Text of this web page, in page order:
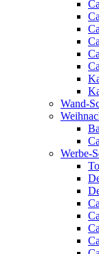
Wand-
Werbe-